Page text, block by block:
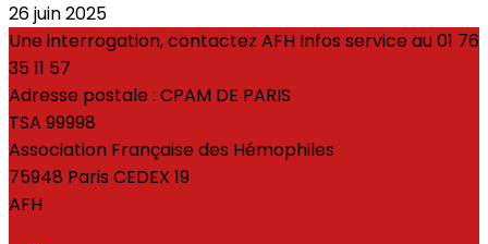
26 juin 2025
Une interrogation, contactez AFH Infos service au 01 76
35 11 57
Adresse postale : CPAM DE PARIS
TSA 99998
Association Française des Hémophiles
75948 Paris CEDEX 19
AFH